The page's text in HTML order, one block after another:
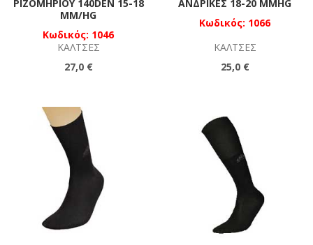
ΡΙΖΟΜΗΡΊΟΥ 140DEN 15-18
MM/HG
Κωδικός: 1046
ΚΆΛΤΣΕΣ
27,0 €
ΑΝΔΡΙΚΈΣ 18-20 MMHG
Κωδικός: 1066
ΚΆΛΤΣΕΣ
25,0 €